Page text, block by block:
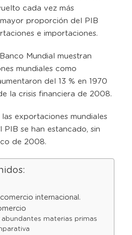
cada vez más
proporción del PIB
e importaciones.
Mundial muestran
mundiales como
del 13 % en 1970
la crisis financiera de 2008.
exportaciones mundiales
se han estancado, sin
de 2008.
internacional.
abundantes materias primas